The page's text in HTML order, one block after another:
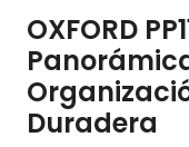
OXFORD
Duradera